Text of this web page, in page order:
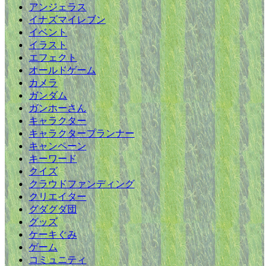
アンジェラス
イナズマイレブン
イベント
イラスト
エフェクト
オールドゲーム
カメラ
ガンダム
ガンホーさん
キャラクター
キャラクタープランナー
キャンペーン
キーワード
クイズ
クラウドファンディング
クリエイター
グダグダ団
グッズ
ケーキぐみ
ゲーム
コミュニティ